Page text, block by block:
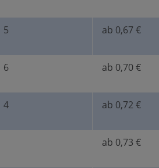
5 ab 0,67 €
6 ab 0,70 €
4 ab 0,72 €
ab 0,73 €